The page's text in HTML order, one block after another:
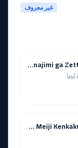
غير معروف
Osananajimi ga Zettai ni Makenai Love Comedy
Rurouni Kenshin: Meiji Kenkaku Romantan - Kyoto Douran